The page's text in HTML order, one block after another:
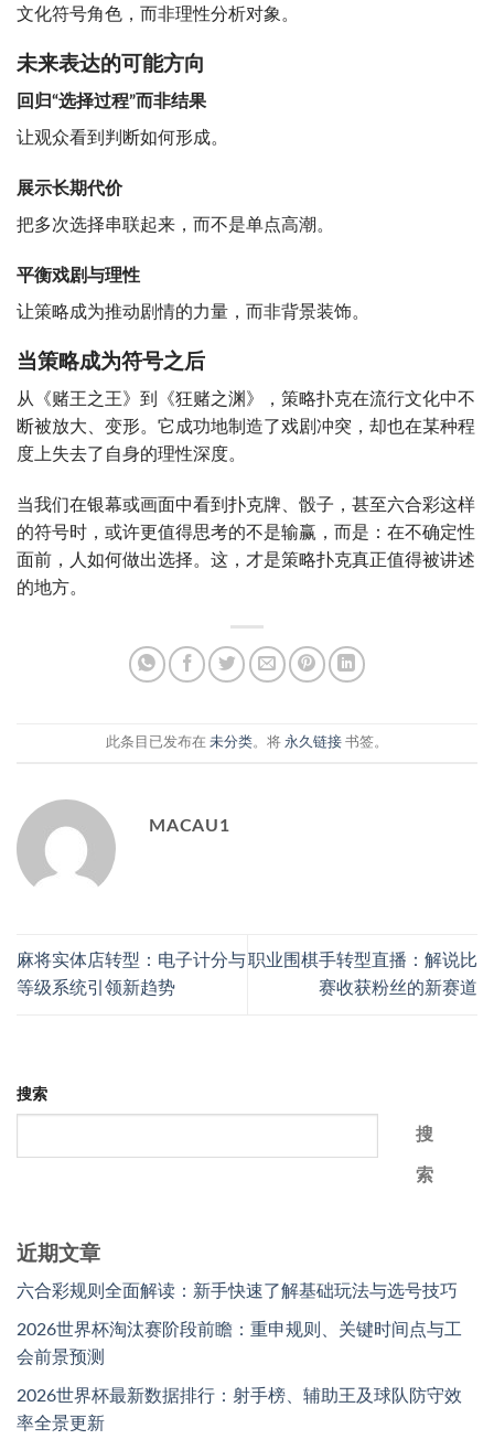
文化符号角色，而非理性分析对象。
未来表达的可能方向
回归“选择过程”而非结果
让观众看到判断如何形成。
展示长期代价
把多次选择串联起来，而不是单点高潮。
平衡戏剧与理性
让策略成为推动剧情的力量，而非背景装饰。
当策略成为符号之后
从《赌王之王》到《狂赌之渊》，策略扑克在流行文化中不
断被放大、变形。它成功地制造了戏剧冲突，却也在某种程
度上失去了自身的理性深度。
当我们在银幕或画面中看到扑克牌、骰子，甚至六合彩这样
的符号时，或许更值得思考的不是输赢，而是：在不确定性
面前，人如何做出选择。这，才是策略扑克真正值得被讲述
的地方。
此条目已发布在 未分类。将 永久链接 书签。
MACAU1
麻将实体店转型：电子计分与
等级系统引领新趋势
职业围棋手转型直播：解说比
赛收获粉丝的新赛道
搜索
搜
索
近期文章
六合彩规则全面解读：新手快速了解基础玩法与选号技巧
2026世界杯淘汰赛阶段前瞻：重申规则、关键时间点与工
会前景预测
2026世界杯最新数据排行：射手榜、辅助王及球队防守效
率全景更新